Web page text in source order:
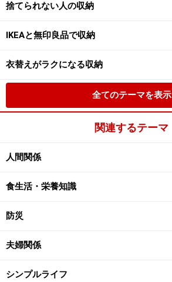
捨てられない人の収納
IKEAと無印良品で収納
衣替えがラクになる収納
全てのテーマを表示
関連するテーマ
人間関係
食生活・栄養知識
防災
夫婦関係
シンプルライフ